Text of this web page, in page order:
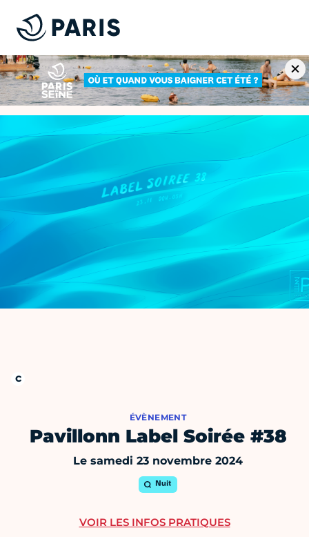
ÉVÈNEMENT
Pavillonn Label Soirée #38
Le samedi 23 novembre 2024
Nuit
VOIR LES INFOS PRATIQUES